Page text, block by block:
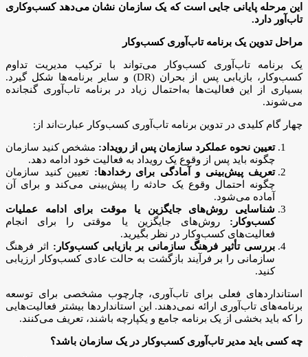
این مرحله پایانی جایی است که یک سازمان نشان می‌دهد کسب‌وکاری
تاب‌آور دارد.
مراحل تدوین یک برنامه تاب‌آوری کسب‌وکار
یک برنامه تاب‌آوری کسب‌وکار می‌تواند با ترکیب مدیریت تداوم
کسب‌وکار، بازیابی پس از بحران (DR) و سایر برنامه‌ها شکل گیرد.
بسیاری از این فعالیت‌ها به‌احتمال زیاد در برنامه تاب‌آوری گنجانده
می‌شوند.
چهار گام کلیدی در تدوین برنامه تاب‌آوری کسب‌وکار عبارت‌اند از:
تعیین نحوه عملکرد سازمان پس از رویداد: مشخص کنید سازمان
چگونه باید پس از وقوع یک رویداد به فعالیت خود ادامه دهد.
تعریف پیش‌بینی و آمادگی برای رخدادها: تعیین کنید سازمان
چگونه احتمال وقوع یک حادثه را پیش‌بینی می‌کند و برای آن
آماده می‌شود.
شناسایی روش‌های جایگزین یا موقت برای ادامه عملیات
کسب‌وکار: روش‌های جایگزین یا موقتی را برای انجام
فعالیت‌های کسب‌وکار در نظر بگیرید.
بررسی تأثیر فرهنگ سازمانی بر بازیابی کسب‌وکار: اثر فرهنگ
سازمانی را بر فرآیند بازگشت به حالت عادی کسب‌وکار ارزیابی
کنید.
استانداردهای فعلی برای تاب‌آوری، چارچوب مشخصی برای توسعه
برنامه‌های تاب‌آوری ارائه نمی‌دهند. این استانداردها بیشتر فعالیت‌هایی
را که باید بخشی از یک برنامه جامع و یکپارچه باشند، تعریف می‌کنند.
چه کسی باید مدیر تاب‌آوری کسب‌وکار در یک سازمان باشد؟